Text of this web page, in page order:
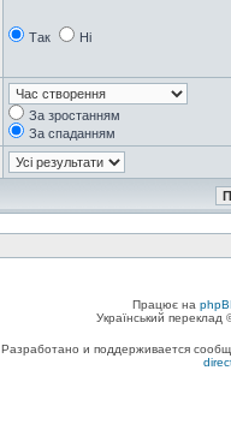
Так Ні
За зростанням
За спаданням
Працює на
Український
Разработано и поддерживается